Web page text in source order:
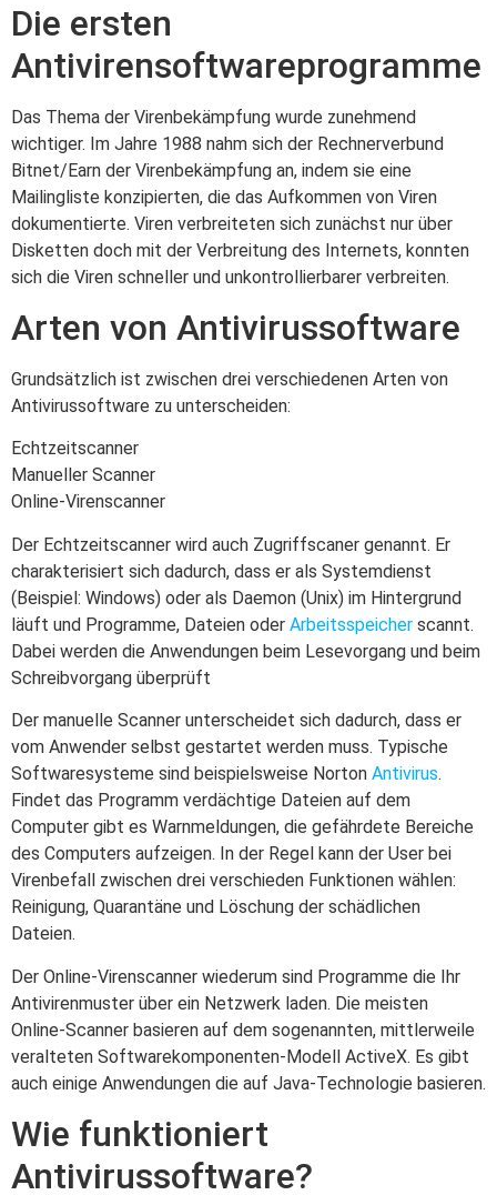
Die ersten
Antivirensoftwareprogramme
Das Thema der Virenbekämpfung wurde zunehmend
wichtiger. Im Jahre 1988 nahm sich der Rechnerverbund
Bitnet/Earn der Virenbekämpfung an, indem sie eine
Mailingliste konzipierten, die das Aufkommen von Viren
dokumentierte. Viren verbreiteten sich zunächst nur über
Disketten doch mit der Verbreitung des Internets, konnten
sich die Viren schneller und unkontrollierbarer verbreiten.
Arten von Antivirussoftware
Grundsätzlich ist zwischen drei verschiedenen Arten von
Antivirussoftware zu unterscheiden:
Echtzeitscanner
Manueller Scanner
Online-Virenscanner
Der Echtzeitscanner wird auch Zugriffscaner genannt. Er
charakterisiert sich dadurch, dass er als Systemdienst
(Beispiel: Windows) oder als Daemon (Unix) im Hintergrund
läuft und Programme, Dateien oder Arbeitsspeicher scannt.
Dabei werden die Anwendungen beim Lesevorgang und beim
Schreibvorgang überprüft
Der manuelle Scanner unterscheidet sich dadurch, dass er
vom Anwender selbst gestartet werden muss. Typische
Softwaresysteme sind beispielsweise Norton Antivirus.
Findet das Programm verdächtige Dateien auf dem
Computer gibt es Warnmeldungen, die gefährdete Bereiche
des Computers aufzeigen. In der Regel kann der User bei
Virenbefall zwischen drei verschieden Funktionen wählen:
Reinigung, Quarantäne und Löschung der schädlichen
Dateien.
Der Online-Virenscanner wiederum sind Programme die Ihr
Antivirenmuster über ein Netzwerk laden. Die meisten
Online-Scanner basieren auf dem sogenannten, mittlerweile
veralteten Softwarekomponenten-Modell ActiveX. Es gibt
auch einige Anwendungen die auf Java-Technologie basieren.
Wie funktioniert
Antivirussoftware?